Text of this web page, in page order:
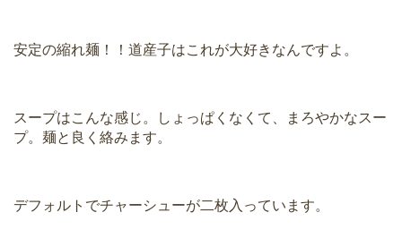
安定の縮れ麺！！道産子はこれが大好きなんですよ。
スープはこんな感じ。しょっぱくなくて、まろやかなスー
プ。麺と良く絡みます。
デフォルトでチャーシューが二枚入っています。